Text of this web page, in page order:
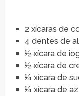
2 xícaras de
4 dentes de
½ xícara de
½ xícara de
¼ xícara de
¼ xícara de